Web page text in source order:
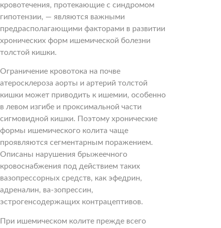
кровотечения, протекающие с синдромом
гипотензии, — являются важными
предрасполагающими факторами в развитии
хронических форм ишемической болезни
толстой кишки.
Ограничение кровотока на почве
атеросклероза аорты и артерий толстой
кишки может приводить к ишемии, особенно
в левом изгибе и проксимальной части
сигмовидной кишки. Поэтому хронические
формы ишемического колита чаще
проявляются сегментарным поражением.
Описаны нарушения брыжеечного
кровоснабжения под действием таких
вазопрессорных средств, как эфедрин,
адреналин, ва-зопрессин,
эстрогенсодержащих контрацептивов.
При ишемическом колите прежде всего